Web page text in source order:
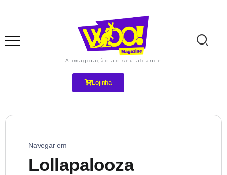
A imaginação ao seu alcance
Lojinha
Navegar em
Lollapalooza